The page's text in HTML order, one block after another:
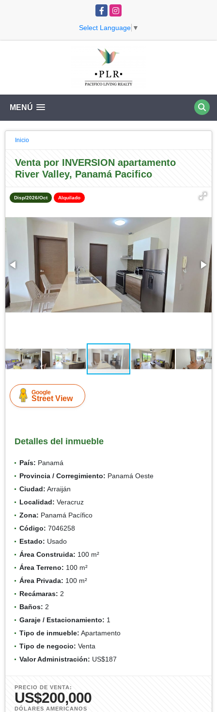
FacebookInstagram
Select Language ▼
MENÚ
Inicio
Venta por INVERSION apartamento
River Valley, Panamá Pacifico
Disp/2026/Oct Alquilado
Google
Street View
Detalles del inmueble
País: Panamá
Provincia / Corregimiento: Panamá Oeste
Ciudad: Arraiján
Localidad: Veracruz
Zona: Panamá Pacífico
Código: 7046258
Estado: Usado
Área Construida: 100 m²
Área Terreno: 100 m²
Área Privada: 100 m²
Recámaras: 2
Baños: 2
Garaje / Estacionamiento: 1
Tipo de inmueble: Apartamento
Tipo de negocio: Venta
Valor Administración: US$187
PRECIO DE VENTA:
US$200,000
DÓLARES AMERICANOS